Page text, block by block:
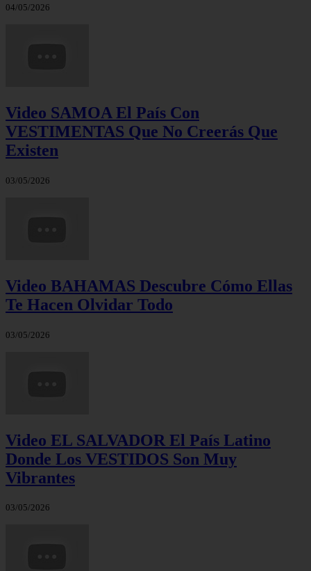
04/05/2026
Video SAMOA El País Con
VESTIMENTAS Que No Creerás Que
Existen
03/05/2026
Video BAHAMAS Descubre Cómo Ellas
Te Hacen Olvidar Todo
03/05/2026
Video EL SALVADOR El País Latino
Donde Los VESTIDOS Son Muy
Vibrantes
03/05/2026